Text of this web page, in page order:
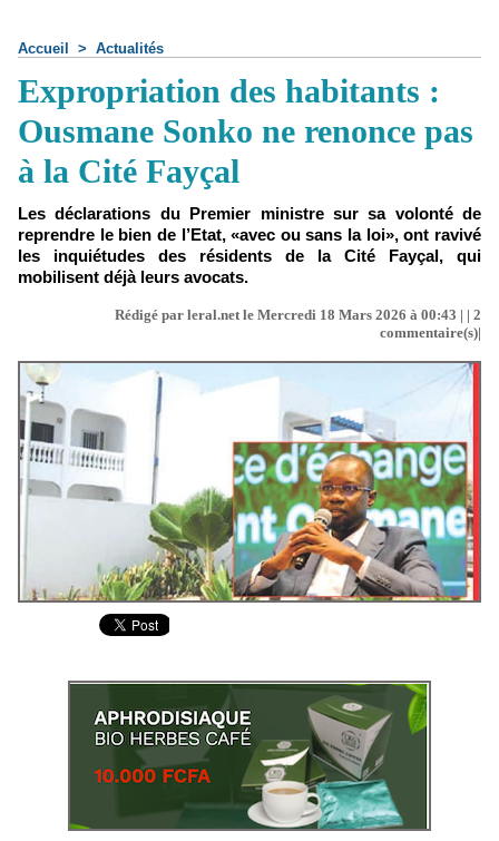
Accueil > Actualités
Expropriation des habitants :
Ousmane Sonko ne renonce pas
à la Cité Fayçal
Les déclarations du Premier ministre sur sa volonté de
reprendre le bien de l’Etat, «avec ou sans la loi», ont ravivé
les inquiétudes des résidents de la Cité Fayçal, qui
mobilisent déjà leurs avocats.
Rédigé par leral.net le Mercredi 18 Mars 2026 à 00:43 | | 2
commentaire(s)|